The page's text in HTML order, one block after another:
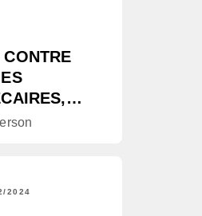
2024